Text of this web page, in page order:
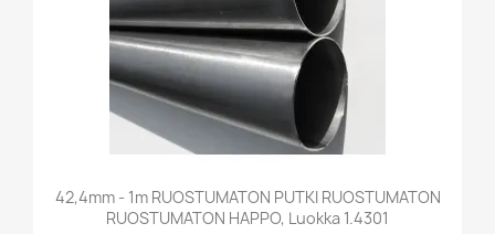
42,4mm - 1m RUOSTUMATON PUTKI RUOSTUMATON
RUOSTUMATON HAPPO, Luokka 1.4301